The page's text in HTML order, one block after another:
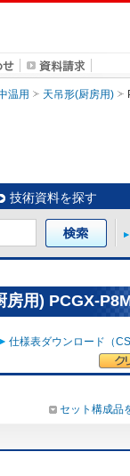
温用 天吊形(厨房用)
技術資料を探す
房用) PCGX-
仕様表ダウンロード（
セット構成品